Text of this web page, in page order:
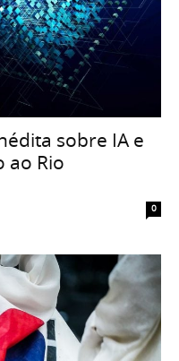
sobre IA e
ao Rio
0